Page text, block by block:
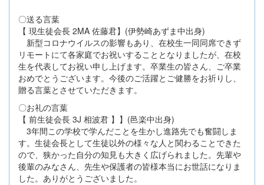
〇送る言葉
【 現生徒会長 2MA 佐藤君】(伊勢崎あずま中出身)
新型コロナウイルスの影響もあり、在校生一同同席できず
リモートにて各家庭でお祝いすることとなりましたが、在校
生を代表してお祝い申し上げます。卒業生の皆さん、ご卒業
おめでとうございます。今後のご活躍とご健勝をお祈りし、
贈る言葉とさせていただきます。
〇お礼の言葉
【 前生徒会長 3J 相波君 】】(邑楽中出身)
3年間この学校で学んだことを生かし進路先でも奮闘しま
す。生徒会長として生徒以外の様々な人と関わることできた
ので、狭かった自分の知見も大きく広げられました。先輩や
後輩のみなさん、先生や保護者の皆様本当にお世話になりま
した。ありがとうございました。